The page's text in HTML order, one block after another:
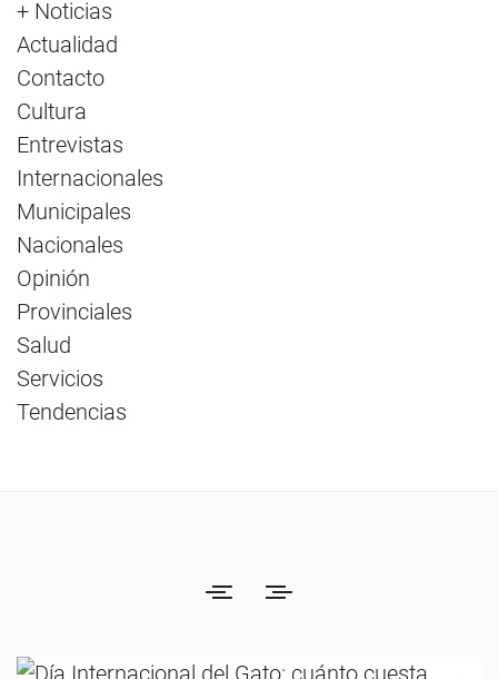
+ Noticias
Actualidad
Contacto
Cultura
Entrevistas
Internacionales
Municipales
Nacionales
Opinión
Provinciales
Salud
Servicios
Tendencias